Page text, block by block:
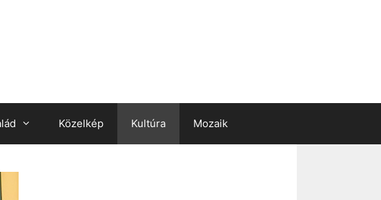
Közelkép Kultúra Mozaik